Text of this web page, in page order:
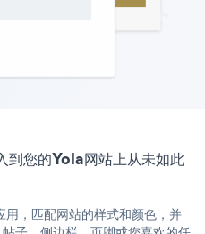
您的Yola网站上从未如此
，匹配网站的样式和颜色，并